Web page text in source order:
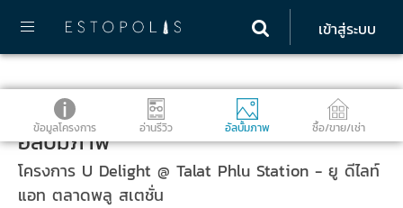
เข้าสู่ระบบ
ข้อมูลโครงการ อ่านรีวิว อัลบั้มภาพ ซื้อ/ขาย/เช่า
อัลบั้มภาพ
โครงการ U Delight @ Talat Phlu Station - ยู ดีไลท์
แอท ตลาดพลู สเตชั่น